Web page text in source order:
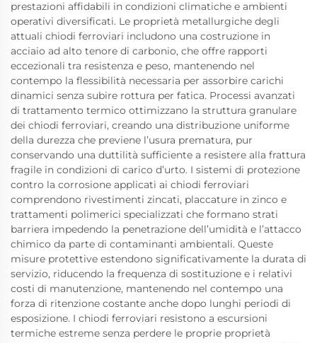
prestazioni affidabili in condizioni climatiche e ambienti
operativi diversificati. Le proprietà metallurgiche degli
attuali chiodi ferroviari includono una costruzione in
acciaio ad alto tenore di carbonio, che offre rapporti
eccezionali tra resistenza e peso, mantenendo nel
contempo la flessibilità necessaria per assorbire carichi
dinamici senza subire rottura per fatica. Processi avanzati
di trattamento termico ottimizzano la struttura granulare
dei chiodi ferroviari, creando una distribuzione uniforme
della durezza che previene l’usura prematura, pur
conservando una duttilità sufficiente a resistere alla frattura
fragile in condizioni di carico d’urto. I sistemi di protezione
contro la corrosione applicati ai chiodi ferroviari
comprendono rivestimenti zincati, placcature in zinco e
trattamenti polimerici specializzati che formano strati
barriera impedendo la penetrazione dell’umidità e l’attacco
chimico da parte di contaminanti ambientali. Queste
misure protettive estendono significativamente la durata di
servizio, riducendo la frequenza di sostituzione e i relativi
costi di manutenzione, mantenendo nel contempo una
forza di ritenzione costante anche dopo lunghi periodi di
esposizione. I chiodi ferroviari resistono a escursioni
termiche estreme senza perdere le proprie proprietà